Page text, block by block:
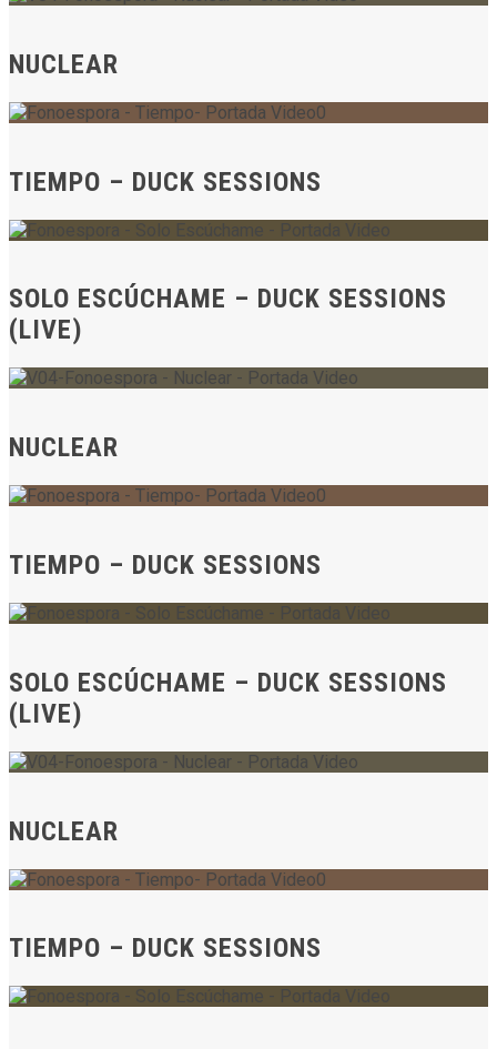
NUCLEAR
TIEMPO – DUCK SESSIONS
SOLO ESCÚCHAME – DUCK SESSIONS
(LIVE)
NUCLEAR
TIEMPO – DUCK SESSIONS
SOLO ESCÚCHAME – DUCK SESSIONS
(LIVE)
NUCLEAR
TIEMPO – DUCK SESSIONS